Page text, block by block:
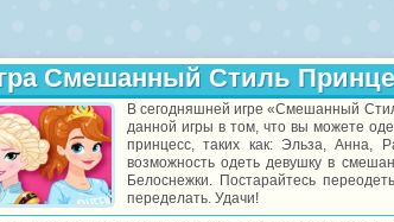
Смешанный Стиль
В сегодняшней игре «Смешанный
данной игры в том, что вы можете
принцесс, таких как: Эльза, Анна,
возможность одеть девушку в
Белоснежки. Постарайтесь
переделать. Удачи!